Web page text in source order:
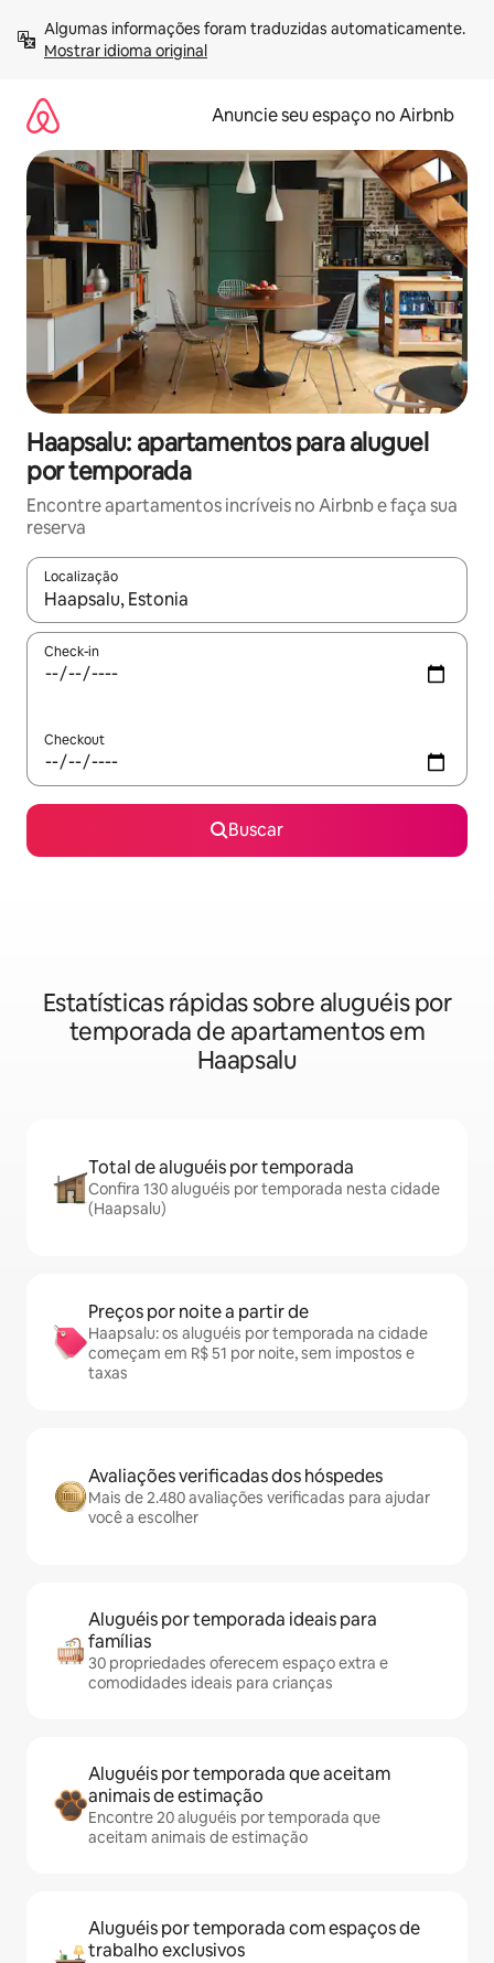
para
Mostrar idioma original
Anuncie seu espaço no Airbnb
Haapsalu: apartamentos para aluguel
por temporada
Encontre apartamentos incríveis no Airbnb e faça sua
reserva
Localização
Quando os resultados estiverem disponíveis, explore-os
Check-in
Checkout
Buscar
Estatísticas rápidas sobre aluguéis por
temporada de apartamentos em
Haapsalu
Total de aluguéis por temporada
Confira 130 aluguéis por temporada nesta cidade
(Haapsalu)
Preços por noite a partir de
Haapsalu: os aluguéis por temporada na cidade
começam em R$ 51 por noite, sem impostos e
taxas
Avaliações verificadas dos hóspedes
Mais de 2.480 avaliações verificadas para ajudar
você a escolher
Aluguéis por temporada ideais para
famílias
30 propriedades oferecem espaço extra e
comodidades ideais para crianças
Aluguéis por temporada que aceitam
animais de estimação
Encontre 20 aluguéis por temporada que
aceitam animais de estimação
Aluguéis por temporada com espaços de
trabalho exclusivos